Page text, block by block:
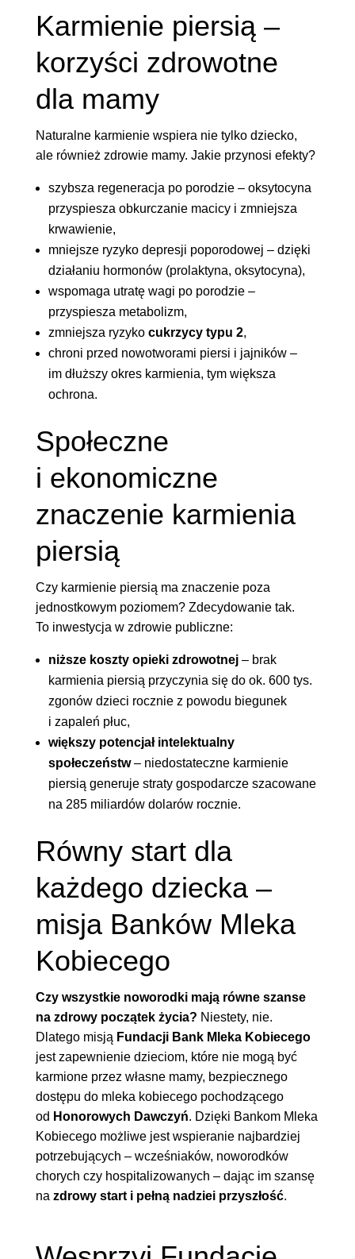
Karmienie piersią –
korzyści zdrowotne
dla mamy
Naturalne karmienie wspiera nie tylko dziecko,
ale również zdrowie mamy. Jakie przynosi efekty?
szybsza regeneracja po porodzie – oksytocyna
przyspiesza obkurczanie macicy i zmniejsza
krwawienie,
mniejsze ryzyko depresji poporodowej – dzięki
działaniu hormonów (prolaktyna, oksytocyna),
wspomaga utratę wagi po porodzie –
przyspiesza metabolizm,
zmniejsza ryzyko cukrzycy typu 2,
chroni przed nowotworami piersi i jajników –
im dłuższy okres karmienia, tym większa
ochrona.
Społeczne
i ekonomiczne
znaczenie karmienia
piersią
Czy karmienie piersią ma znaczenie poza
jednostkowym poziomem? Zdecydowanie tak.
To inwestycja w zdrowie publiczne:
niższe koszty opieki zdrowotnej– brak
karmienia piersią przyczynia się do ok. 600 tys.
zgonów dzieci rocznie z powodu biegunek
i zapaleń płuc,
większy potencjał intelektualny
społeczeństw– niedostateczne karmienie
piersią generuje straty gospodarcze szacowane
na 285 miliardów dolarów rocznie.
Równy start dla
każdego dziecka –
misja Banków Mleka
Kobiecego
Czy wszystkie noworodki mają równe szanse
na zdrowy początek życia? Niestety, nie.
Dlatego misją Fundacji Bank Mleka Kobiecego
jest zapewnienie dzieciom, które nie mogą być
karmione przez własne mamy, bezpiecznego
dostępu do mleka kobiecego pochodzącego
od Honorowych Dawczyń. Dzięki Bankom Mleka
Kobiecego możliwe jest wspieranie najbardziej
potrzebujących – wcześniaków, noworodków
chorych czy hospitalizowanych – dając im szansę
na zdrowy start i pełną nadziei przyszłość.